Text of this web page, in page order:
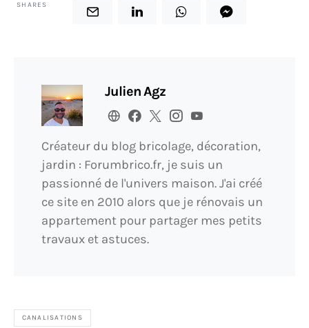
SHARES
Julien Agz
Créateur du blog bricolage, décoration,
jardin : Forumbrico.fr, je suis un
passionné de l'univers maison. J'ai créé
ce site en 2010 alors que je rénovais un
appartement pour partager mes petits
travaux et astuces.
CANALISATIONS